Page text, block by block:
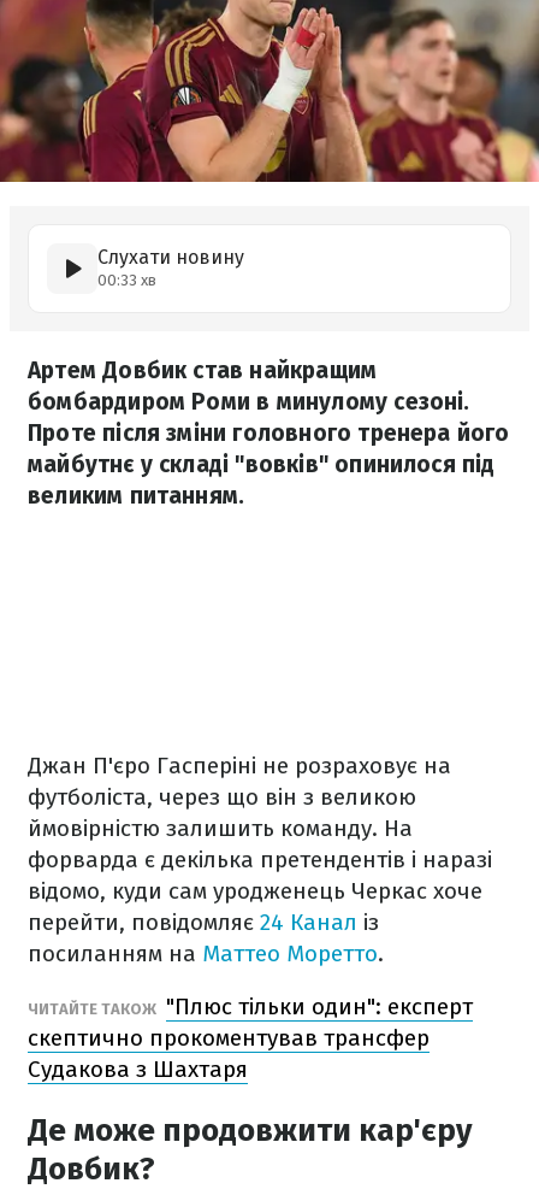
Слухати новину
00:33 хв
Артем Довбик став найкращим
бомбардиром Роми в минулому сезоні.
Проте після зміни головного тренера його
майбутнє у складі "вовків" опинилося під
великим питанням.
Джан П'єро Гасперіні не розраховує на
футболіста, через що він з великою
ймовірністю залишить команду. На
форварда є декілька претендентів і наразі
відомо, куди сам уродженець Черкас хоче
перейти, повідомляє 24 Канал із
посиланням на Маттео Моретто.
ЧИТАЙТЕ ТАКОЖ "Плюс тільки один": експерт
скептично прокоментував трансфер
Судакова з Шахтаря
Де може продовжити кар'єру
Довбик?